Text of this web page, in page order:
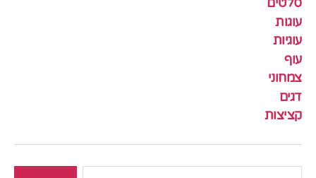
עוגות
עוגיות
עוף
צמחוני
דגים
קציצות